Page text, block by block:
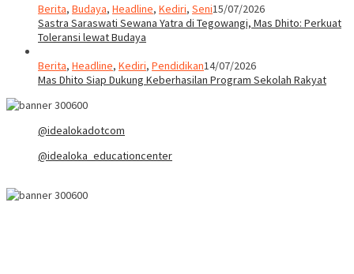
Berita, Budaya, Headline, Kediri, Seni15/07/2026
Sastra Saraswati Sewana Yatra di Tegowangi, Mas Dhito: Perkuat
Toleransi lewat Budaya
Berita, Headline, Kediri, Pendidikan14/07/2026
Mas Dhito Siap Dukung Keberhasilan Program Sekolah Rakyat
@idealokadotcom
@idealoka_educationcenter